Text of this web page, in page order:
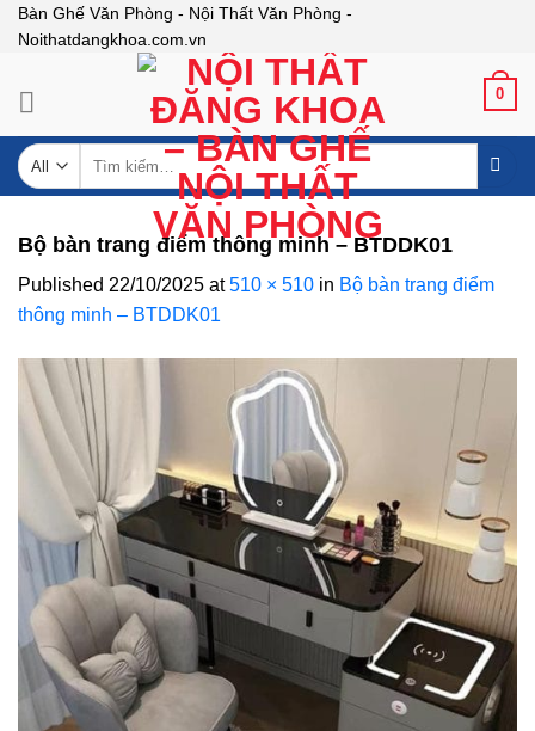
SkipBàn Ghế Văn Phòng - Nội Thất Văn Phòng -
Noithatdangkhoa.com.vn
0
kiếm:
Bộ bàn trang điểm thông minh – BTDDK01
Published 22/10/2025 at510 × 510 in Bộ bàn trang điểm
thông minh – BTDDK01